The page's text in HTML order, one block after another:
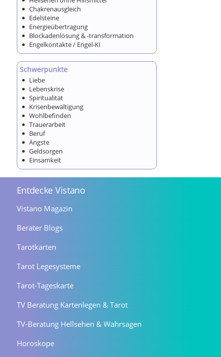
Chakrenausgleich
Edelsteine
Energieübertragung
Blockadenlösung & -transformation
Engelkontakte / Engel-KI
Schwerpunkte
Liebe
Lebenskrise
Spiritualität
Krisenbewältigung
Wohlbefinden
Trauerarbeit
Beruf
Ängste
Geldsorgen
Einsamkeit
Entdecke Vistano
Vistano Magazin
Berater Blogs
Tarotkarten
Tarot Legesysteme
Tarot-Tageskarte
TV Beratung Kartenlegen & Tarot
TV-Beratung Hellsehen & Wahrsagen
Horoskope